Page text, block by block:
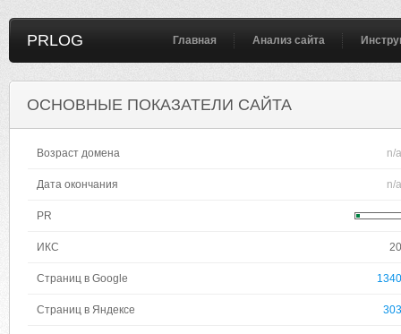
PRLOG Главная Анализ сайта
ОСНОВНЫЕ ПОКАЗАТЕЛИ САЙТА
Возраст домена n/a
Дата окончания n/a
PR
ИКС 20
Страниц в Google 1340
Страниц в Яндексе 303